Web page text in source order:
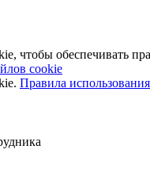
чтобы обеспечивать
cookie
Правила